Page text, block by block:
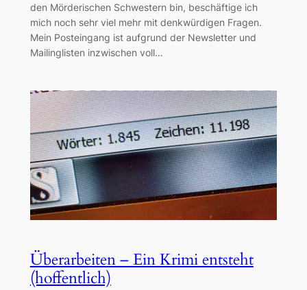
den Mörderischen Schwestern bin, beschäftige ich
mich noch sehr viel mehr mit denkwürdigen Fragen.
Mein Posteingang ist aufgrund der Newsletter und
Mailinglisten inzwischen voll…
Überarbeiten – Ein Krimi entsteht
(hoffentlich)